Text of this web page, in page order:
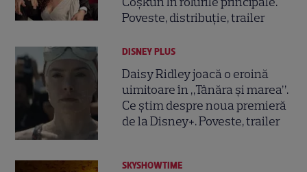
Poveste, distribuție, trailer
DISNEY PLUS
Daisy Ridley joacă o eroină
uimitoare în „Tânăra și marea”.
Ce știm despre noua premieră
de la Disney+. Poveste, trailer
SKYSHOWTIME